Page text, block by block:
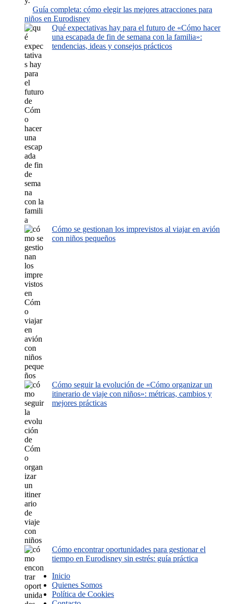
Guía completa: cómo elegir las mejores atracciones para
niños en Eurodisney
Qué expectativas hay para el futuro de «Cómo hacer
una escapada de fin de semana con la familia»:
tendencias, ideas y consejos prácticos
Cómo se gestionan los imprevistos al viajar en avión
con niños pequeños
Cómo seguir la evolución de «Cómo organizar un
itinerario de viaje con niños»: métricas, cambios y
mejores prácticas
Cómo encontrar oportunidades para gestionar el
tiempo en Eurodisney sin estrés: guía práctica
Inicio
Quienes Somos
Política de Cookies